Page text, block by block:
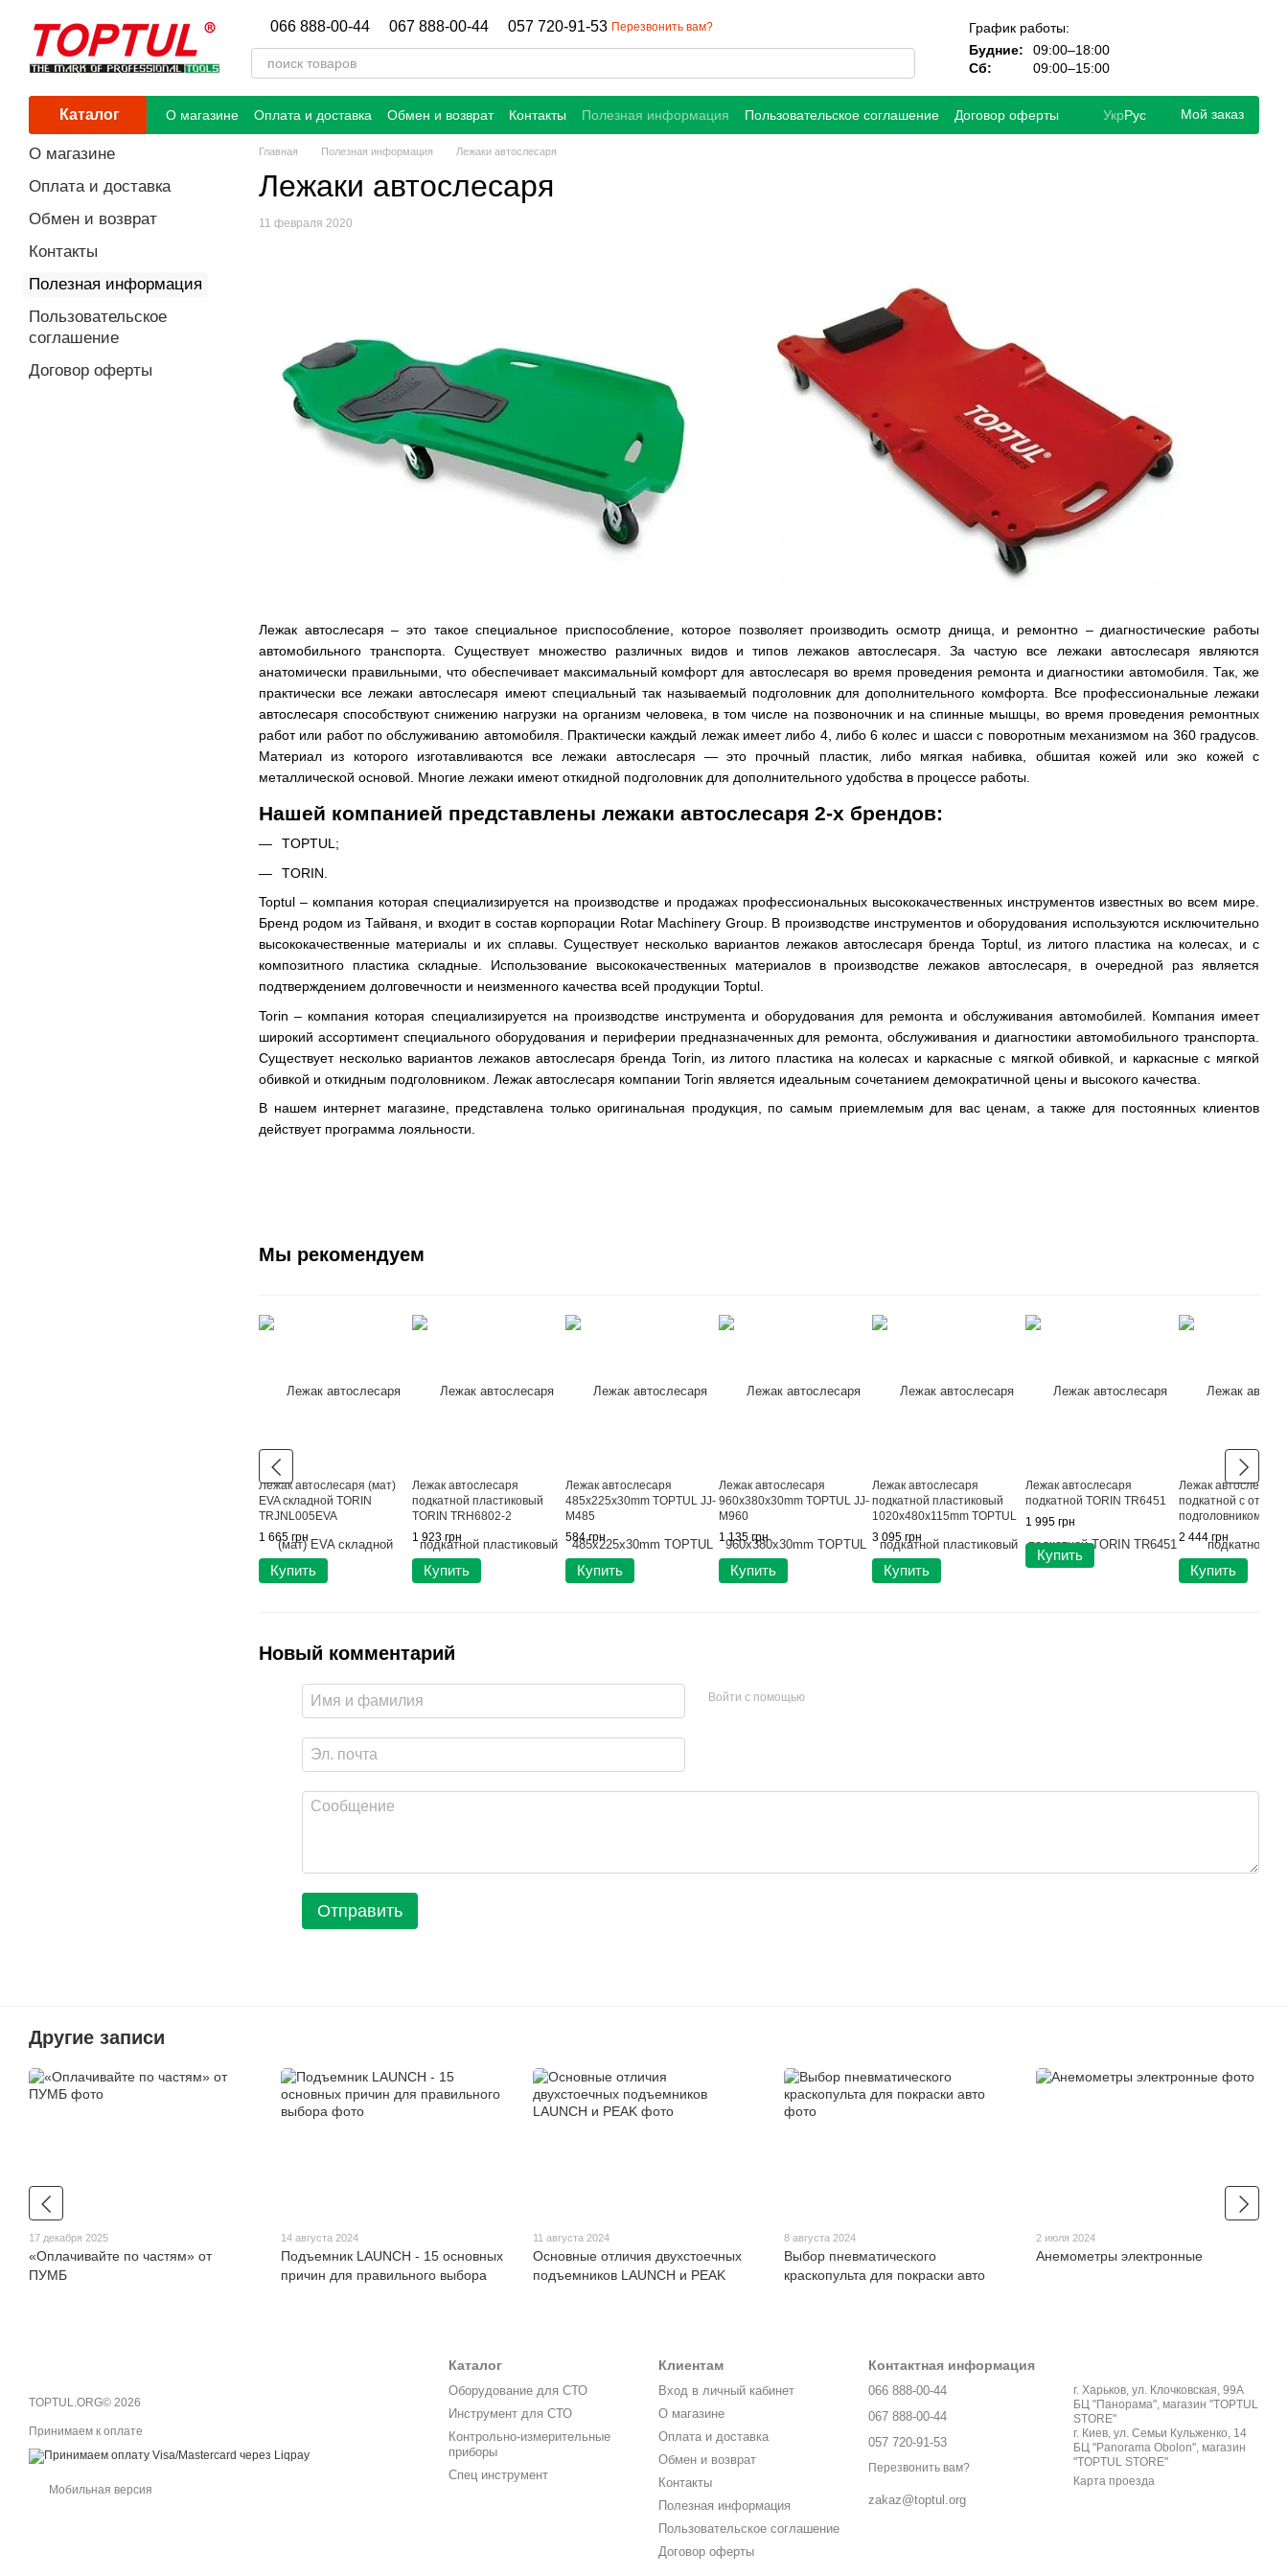
066 888-00-44 067 888-00-44 057 720-91-53 Перезвонить вам?
График работы:
Будние:
09:00–18:00
Сб:
09:00–15:00
Каталог О магазине Оплата и доставка Обмен и возврат Контакты Полезная информация Пользовательское соглашение Договор оферты УкрРус Мой заказ
Главная Полезная информация Лежаки автослесаря
Лежаки автослесаря
11 февраля 2020
Лежак автослесаря – это такое специальное приспособление, которое позволяет производить осмотр днища, и ремонтно – диагностические работы
автомобильного транспорта. Существует множество различных видов и типов лежаков автослесаря. За частую все лежаки автослесаря являются
анатомически правильными, что обеспечивает максимальный комфорт для автослесаря во время проведения ремонта и диагностики автомобиля. Так, же
практически все лежаки автослесаря имеют специальный так называемый подголовник для дополнительного комфорта. Все профессиональные лежаки
автослесаря способствуют снижению нагрузки на организм человека, в том числе на позвоночник и на спинные мышцы, во время проведения ремонтных
работ или работ по обслуживанию автомобиля. Практически каждый лежак имеет либо 4, либо 6 колес и шасси с поворотным механизмом на 360 градусов.
Материал из которого изготавливаются все лежаки автослесаря — это прочный пластик, либо мягкая набивка, обшитая кожей или эко кожей с
металлической основой. Многие лежаки имеют откидной подголовник для дополнительного удобства в процессе работы.
Нашей компанией представлены лежаки автослесаря 2-х брендов:
TOPTUL;
TORIN.
Toptul – компания которая специализируется на производстве и продажах профессиональных высококачественных инструментов известных во всем мире.
Бренд родом из Тайваня, и входит в состав корпорации Rotar Machinery Group. В производстве инструментов и оборудования используются исключительно
высококачественные материалы и их сплавы. Существует несколько вариантов лежаков автослесаря бренда Toptul, из литого пластика на колесах, и с
композитного пластика складные. Использование высококачественных материалов в производстве лежаков автослесаря, в очередной раз является
подтверждением долговечности и неизменного качества всей продукции Toptul.
Torin – компания которая специализируется на производстве инструмента и оборудования для ремонта и обслуживания автомобилей. Компания имеет
широкий ассортимент специального оборудования и периферии предназначенных для ремонта, обслуживания и диагностики автомобильного транспорта.
Существует несколько вариантов лежаков автослесаря бренда Torin, из литого пластика на колесах и каркасные с мягкой обивкой, и каркасные с мягкой
обивкой и откидным подголовником. Лежак автослесаря компании Torin является идеальным сочетанием демократичной цены и высокого качества.
В нашем интернет магазине, представлена только оригинальная продукция, по самым приемлемым для вас ценам, а также для постоянных клиентов
действует программа лояльности.
Мы рекомендуем
Лежак автослесаря (мат)
EVA складной TORIN
TRJNL005EVA
1 665 грн
Купить
Лежак автослесаря
подкатной пластиковый
TORIN TRH6802-2
1 923 грн
Купить
Лежак автослесаря
485x225x30mm TOPTUL JJ-
M485
584 грн
Купить
Лежак автослесаря
960x380x30mm TOPTUL JJ-
M960
1 135 грн
Купить
Лежак автослесаря
подкатной пластиковый
1020x480x115mm TOPTUL
JCM-0300
3 095 грн
Купить
Лежак автослесаря
подкатной TORIN TR6451
1 995 грн
Купить
Лежак автослесаря
подкатной с отк.
подголовником
TR6452
2 444 грн
Купить
Новый комментарий
Войти с помощью
Отправить
О магазине
Оплата и доставка
Обмен и возврат
Контакты
Полезная информация
Пользовательское
соглашение
Договор оферты
Другие записи
17 декабря 2025
«Оплачивайте по частям» от
ПУМБ
14 августа 2024
Подъемник LAUNCH - 15 основных
причин для правильного выбора
11 августа 2024
Основные отличия двухстоечных
подъемников LAUNCH и PEAK
8 августа 2024
Выбор пневматического
краскопульта для покраски авто
2 июля 2024
Анемометры электронные
TOPTUL.ORG© 2026
Принимаем к оплате
Мобильная версия
Каталог
Оборудование для СТО
Инструмент для СТО
Контрольно-измерительные
приборы
Спец инструмент
Клиентам
Вход в личный кабинет
О магазине
Оплата и доставка
Обмен и возврат
Контакты
Полезная информация
Пользовательское соглашение
Договор оферты
Контактная информация
066 888-00-44
067 888-00-44
057 720-91-53
Перезвонить вам?
zakaz@toptul.org
г. Харьков, ул. Клочковская, 99А
БЦ "Панорама", магазин "TOPTUL
STORE"
г. Киев, ул. Семьи Кульженко, 14
БЦ "Panorama Obolon", магазин
"TOPTUL STORE"
Карта проезда